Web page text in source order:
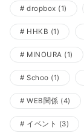
dropbox (1)
HHKB (1)
MINOURA (1)
Schoo (1)
WEB関係 (4)
イベント (3)